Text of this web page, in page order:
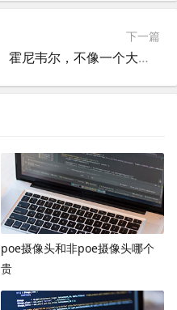
下一篇
霍尼韦尔，不像一个大企业！
poe摄像头和非poe摄像头哪个
贵